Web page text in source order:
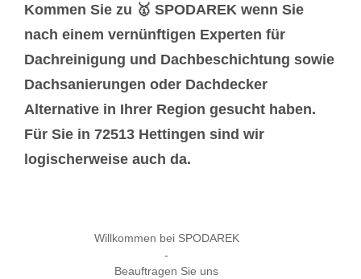
Kommen Sie zu 🥇 SPODAREK wenn Sie
nach einem vernünftigen Experten für
Dachreinigung und Dachbeschichtung sowie
Dachsanierungen oder Dachdecker
Alternative in Ihrer Region gesucht haben.
Für Sie in 72513 Hettingen sind wir
logischerweise auch da.
Willkommen bei SPODAREK
-
Beauftragen Sie uns